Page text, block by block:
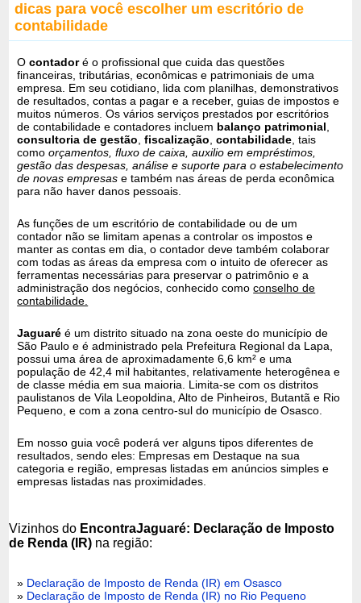
dicas para você escolher um escritório de
contabilidade
Ocontadoré o profissional que cuida das questões
financeiras, tributárias, econômicas e patrimoniais de uma
empresa. Em seu cotidiano, lida com planilhas, demonstrativos
de resultados, contas a pagar e a receber, guias de impostos e
muitos números. Os vários serviços prestados por escritórios
de contabilidade e contadores incluem balanço patrimonial
consultoria de gestão ,fiscalização ,contabilidade , tais
comoorçamentos, fluxo de caixa, auxilio em empréstimos,
gestão das despesas, análise e suporte para o estabelecimento
de novas empresas e também nas áreas de perda econômica
para não haver danos pessoais.
As funções de um escritório de contabilidade ou de um
contador não se limitam apenas a controlar os impostos e
manter as contas em dia, o contador deve também colaborar
com todas as áreas da empresa com o intuito de oferecer as
ferramentas necessárias para preservar o patrimônio e a
administração dos negócios, conhecido comoconselho de
contabilidade.
Jaguaré é um distrito situado na zona oeste do município de
São Paulo e é administrado pela Prefeitura Regional da Lapa,
possui uma área de aproximadamente 6,6 km² e uma
população de 42,4 mil habitantes, relativamente heterogênea e
de classe média em sua maioria. Limita-se com os distritos
paulistanos de Vila Leopoldina, Alto de Pinheiros, Butantã e Rio
Pequeno, e com a zona centro-sul do município de Osasco.
Em nosso guia você poderá ver alguns tipos diferentes de
resultados, sendo eles: Empresas em Destaque na sua
categoria e região, empresas listadas em anúncios simples e
empresas listadas nas proximidades.
Vizinhos do EncontraJaguaré: Declaração de Imposto
de Renda (IR) na região:
» Declaração de Imposto de Renda (IR) em Osasco
» Declaração de Imposto de Renda (IR) no Rio Pequeno